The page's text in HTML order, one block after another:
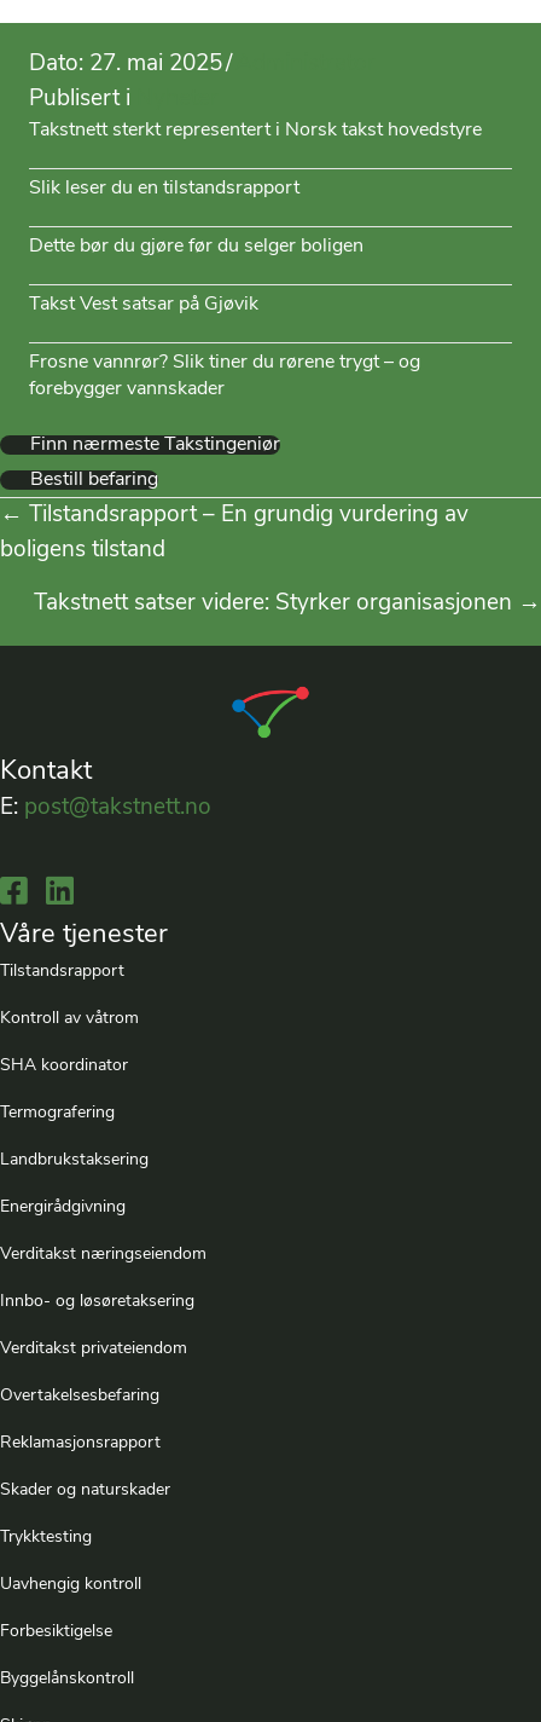
Dato: 27. mai 2025/
Publisert i
Takstnett sterkt representert i Norsk takst hovedstyre
Slik leser du en tilstandsrapport
Dette bør du gjøre før du selger boligen
Takst Vest satsar på Gjøvik
Frosne vannrør? Slik tiner du rørene trygt – og
forebygger vannskader
Finn nærmeste Takstingeniør
Bestill befaring
Posts
navigation
← Tilstandsrapport – En grundig vurdering av
boligens tilstand
Takstnett satser videre: Styrker organisasjonen →
Kontakt
E: post@takstnett.no
Lenke til Facebook
Lenke til LinkedIn
Våre tjenester
Tilstandsrapport
Kontroll av våtrom
SHA koordinator
Termografering
Landbrukstaksering
Energirådgivning
Verditakst næringseiendom
Innbo- og løsøretaksering
Verditakst privateiendom
Overtakelsesbefaring
Reklamasjonsrapport
Skader og naturskader
Trykktesting
Uavhengig kontroll
Forbesiktigelse
Byggelånskontroll